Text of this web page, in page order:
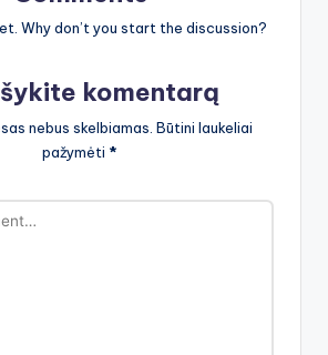
Why don’t you start the discussion?
komentarą
nebus skelbiamas. Būtini laukeliai
pažymėti *